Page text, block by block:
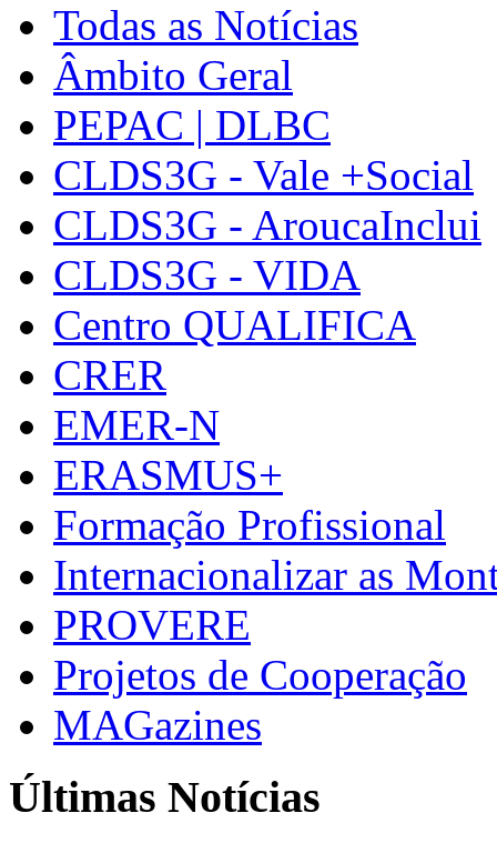
Todas as Notícias
Âmbito Geral
PEPAC | DLBC
CLDS3G - Vale +Social
CLDS3G - AroucaInclui
CLDS3G - VIDA
Centro QUALIFICA
CRER
EMER-N
ERASMUS+
Formação Profissional
Internacionalizar as
PROVERE
Projetos de Cooperação
MAGazines
Últimas Notícias